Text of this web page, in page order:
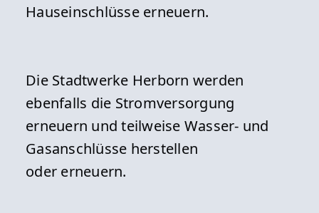
Hauseinschlüsse erneuern.
Die Stadtwerke Herborn werden
ebenfalls die Stromversorgung
erneuern und teilweise Wasser- und
Gasanschlüsse herstellen
oder erneuern.